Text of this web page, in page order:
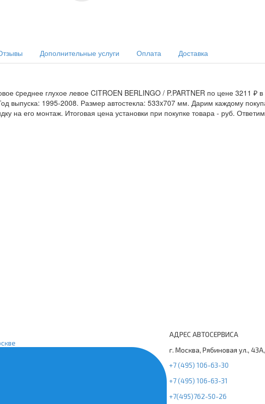
Дополнительные услуги Оплата Доставка
cреднее глухое левое CITROEN BERLINGO / P.PARTNER по цене 3211
выпуска: 1995-2008. Размер автостекла: 533x707 мм. Дарим каждому
на его монтаж. Итоговая цена установки при покупке товара - руб.
АДРЕС АВТОСЕРВИСА
г. Москва, Рябиновая ул.,
+7 (495) 106-63-30
+7 (495) 106-63-31
+7(495)762-50-26